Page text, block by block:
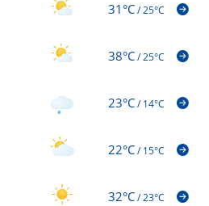
31°C/25°C
38°C/25°C
23°C/14°C
22°C/15°C
32°C/23°C